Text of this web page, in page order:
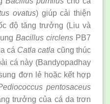
ovatus) giúp cải thiện
độ tăng trưởng (Liu và
Bacillus circlens PB7
cá Catla catla cũng thúc
cá này (Bandyopadhay
đơn lẻ hoặc kết hợp
pentosaceus
trưởng của cá da trơn